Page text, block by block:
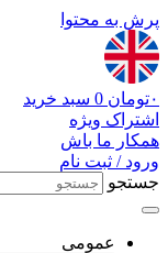
پرش به محتوا
۰تومان 0 سبد خرید
اشتراک ویژه
همکار ما باش
ورود / ثبت نام
جستجو
عمومی